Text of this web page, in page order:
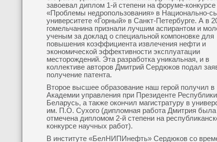
завоевал диплом 1-й степени на форуме-конкурсе
«Проблемы недропользования» в Национально-
университете «Горный» в Санкт-Петербурге. А в
гомельчанина признали лучшим аспирантом и
ученым за доклад о специальной компоновке для
повышения коэффициента извлечения нефти и
экономической эффективности эксплуатации
месторождений. Эта разработка уникальная, и в
коллективе авторов Дмитрий Сердюков подал
получение патента.
Второе высшее образование наш герой получил в
Академии управления при Президенте Республики
Беларусь, а также окончил магистратуру в
им. П.О. Сухого (дипломная работа Дмитрия была
отмечена дипломом 2-й степени на
конкурсе научных работ).
В институте «БелНИПИнефть» Сердюков со